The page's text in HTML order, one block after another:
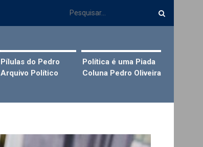
Pílulas do Pedro
Arquivo Político
Política é uma Piada
Coluna Pedro Oliveira